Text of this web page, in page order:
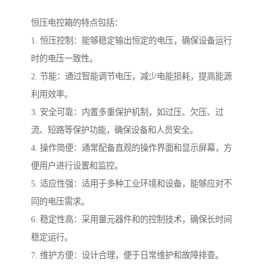
恒压电控箱的特点包括：
1. 恒压控制：能够稳定输出恒定的电压，确保设备运行
时的电压一致性。
2. 节能：通过智能调节电压，减少电能损耗，提高能源
利用效率。
3. 安全可靠：内置多重保护机制，如过压、欠压、过
流、短路等保护功能，确保设备和人员安全。
4. 操作简便：通常配备直观的操作界面和显示屏幕，方
便用户进行设置和监控。
5. 适应性强：适用于多种工业环境和设备，能够应对不
同的电压需求。
6. 稳定性高：采用量元器件和的控制技术，确保长时间
稳定运行。
7. 维护方便：设计合理，便于日常维护和故障排查。